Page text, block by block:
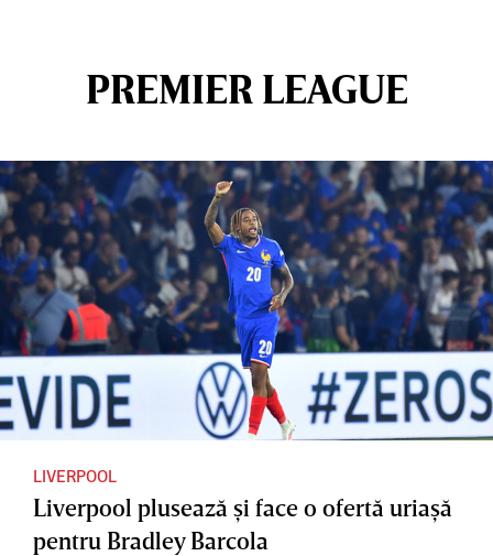
PREMIER LEAGUE
LIVERPOOL
Liverpool plusează şi face o ofertă uriaşă
pentru Bradley Barcola